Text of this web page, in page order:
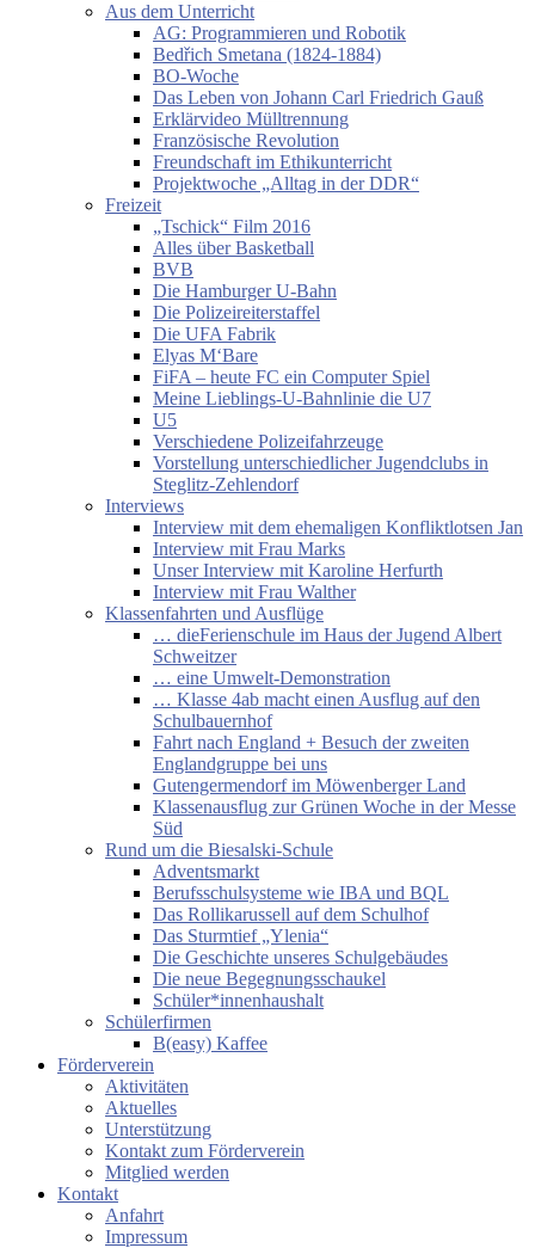
Aus dem Unterricht
AG: Programmieren und Robotik
Bedřich Smetana (1824-1884)
BO-Woche
Das Leben von Johann Carl Friedrich Gauß
Erklärvideo Mülltrennung
Französische Revolution
Freundschaft im Ethikunterricht
Projektwoche „Alltag in der DDR“
Freizeit
„Tschick“ Film 2016
Alles über Basketball
BVB
Die Hamburger U-Bahn
Die Polizeireiterstaffel
Die UFA Fabrik
Elyas M‘Bare
FiFA – heute FC ein Computer Spiel
Meine Lieblings-U-Bahnlinie die U7
U5
Verschiedene Polizeifahrzeuge
Vorstellung unterschiedlicher Jugendclubs in
Steglitz-Zehlendorf
Interviews
Interview mit dem ehemaligen Konfliktlotsen Jan
Interview mit Frau Marks
Unser Interview mit Karoline Herfurth
Interview mit Frau Walther
Klassenfahrten und Ausflüge
… dieFerienschule im Haus der Jugend Albert
Schweitzer
… eine Umwelt-Demonstration
… Klasse 4ab macht einen Ausflug auf den
Schulbauernhof
Fahrt nach England + Besuch der zweiten
Englandgruppe bei uns
Gutengermendorf im Möwenberger Land
Klassenausflug zur Grünen Woche in der Messe
Süd
Rund um die Biesalski-Schule
Adventsmarkt
Berufsschulsysteme wie IBA und BQL
Das Rollikarussell auf dem Schulhof
Das Sturmtief „Ylenia“
Die Geschichte unseres Schulgebäudes
Die neue Begegnungsschaukel
Schüler*innenhaushalt
Schülerfirmen
B(easy) Kaffee
Förderverein
Aktivitäten
Aktuelles
Unterstützung
Kontakt zum Förderverein
Mitglied werden
Kontakt
Anfahrt
Impressum